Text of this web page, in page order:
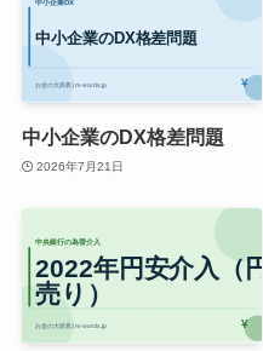
中小企業のDX格差問題
2026年7月21日